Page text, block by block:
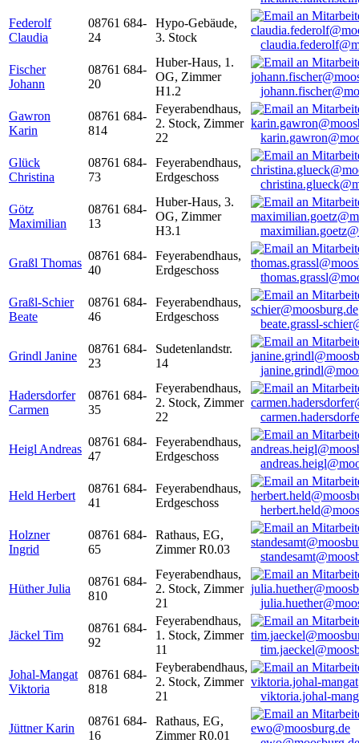
Federolf
Claudia
08761 684-
24
Hypo-Gebäude,
3. Stock
Fischer
Johann
08761 684-
20
Huber-Haus, 1.
OG, Zimmer
H1.2
Gawron
Karin
08761 684-
814
Feyerabendhaus,
2. Stock, Zimmer
22
Glück
Christina
08761 684-
73
Feyerabendhaus,
Erdgeschoss
Götz
Maximilian
08761 684-
13
Huber-Haus, 3.
OG, Zimmer
H3.1
Graßl Thomas
08761 684-
40
Feyerabendhaus,
Erdgeschoss
Graßl-Schier
Beate
08761 684-
46
Feyerabendhaus,
Erdgeschoss
beate.grassl-
Grindl Janine
08761 684-
23
Sudetenlandstr.
14
Hadersdorfer
Carmen
08761 684-
35
Feyerabendhaus,
2. Stock, Zimmer
22
Heigl Andreas
08761 684-
47
Feyerabendhaus,
Erdgeschoss
Held Herbert
08761 684-
41
Feyerabendhaus,
Erdgeschoss
Holzner
Ingrid
08761 684-
65
Rathaus, EG,
Zimmer R0.03
Hüther Julia
08761 684-
810
Feyerabendhaus,
2. Stock, Zimmer
21
Jäckel Tim
08761 684-
92
Feyerabendhaus,
1. Stock, Zimmer
11
Johal-Mangat
Viktoria
08761 684-
818
Feyberabendhaus,
2. Stock, Zimmer
21
viktoria.johal-
Jüttner Karin
08761 684-
16
Rathaus, EG,
Zimmer R0.01